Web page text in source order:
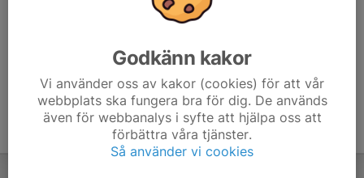
Ledare
Godkänn kakor
Vi använder oss av kakor (cookies) för att vår
webbplats ska fungera bra för dig. De används
även för webbanalys i syfte att hjälpa oss att
förbättra våra tjänster.
Så använder vi cookies